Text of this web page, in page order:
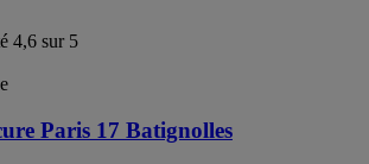
4,6 sur 5
Paris 17 Batignolles